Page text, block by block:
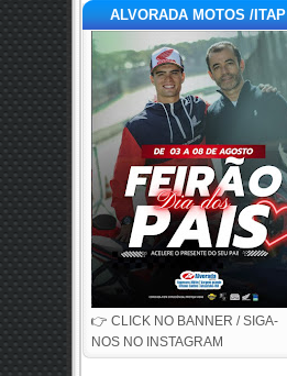
ALVORADA MOTOS /ITAP
👉 CLICK NO BANNER / SIGA-
NOS NO INSTAGRAM